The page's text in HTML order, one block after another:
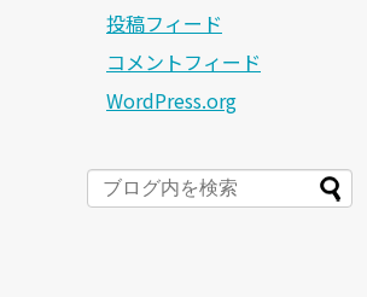
投稿フィード
コメントフィード
WordPress.org